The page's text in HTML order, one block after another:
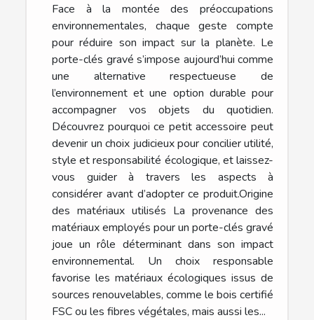
Face à la montée des préoccupations
environnementales, chaque geste compte
pour réduire son impact sur la planète. Le
porte-clés gravé s’impose aujourd’hui comme
une alternative respectueuse de
l’environnement et une option durable pour
accompagner vos objets du quotidien.
Découvrez pourquoi ce petit accessoire peut
devenir un choix judicieux pour concilier utilité,
style et responsabilité écologique, et laissez-
vous guider à travers les aspects à
considérer avant d’adopter ce produit.Origine
des matériaux utilisés La provenance des
matériaux employés pour un porte-clés gravé
joue un rôle déterminant dans son impact
environnemental. Un choix responsable
favorise les matériaux écologiques issus de
sources renouvelables, comme le bois certifié
FSC ou les fibres végétales, mais aussi les...